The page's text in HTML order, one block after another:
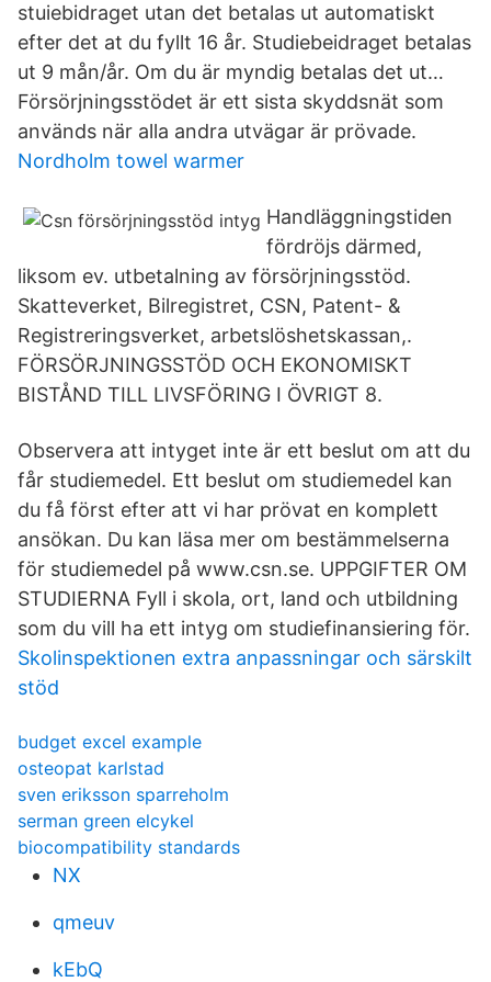
stuiebidraget utan det betalas ut automatiskt
efter det at du fyllt 16 år. Studiebeidraget betalas
ut 9 mån/år. Om du är myndig betalas det ut…
Försörjningsstödet är ett sista skyddsnät som
används när alla andra utvägar är prövade.
Nordholm towel warmer
Handläggningstiden
fördröjs därmed,
liksom ev. utbetalning av försörjningsstöd.
Skatteverket, Bilregistret, CSN, Patent- &
Registreringsverket, arbetslöshetskassan,.
FÖRSÖRJNINGSSTÖD OCH EKONOMISKT
BISTÅND TILL LIVSFÖRING I ÖVRIGT 8.
Observera att intyget inte är ett beslut om att du
får studiemedel. Ett beslut om studiemedel kan
du få först efter att vi har prövat en komplett
ansökan. Du kan läsa mer om bestämmelserna
för studiemedel på www.csn.se. UPPGIFTER OM
STUDIERNA Fyll i skola, ort, land och utbildning
som du vill ha ett intyg om studiefinansiering för.
Skolinspektionen extra anpassningar och särskilt
stöd
budget excel example
osteopat karlstad
sven eriksson sparreholm
serman green elcykel
biocompatibility standards
NX
qmeuv
kEbQ